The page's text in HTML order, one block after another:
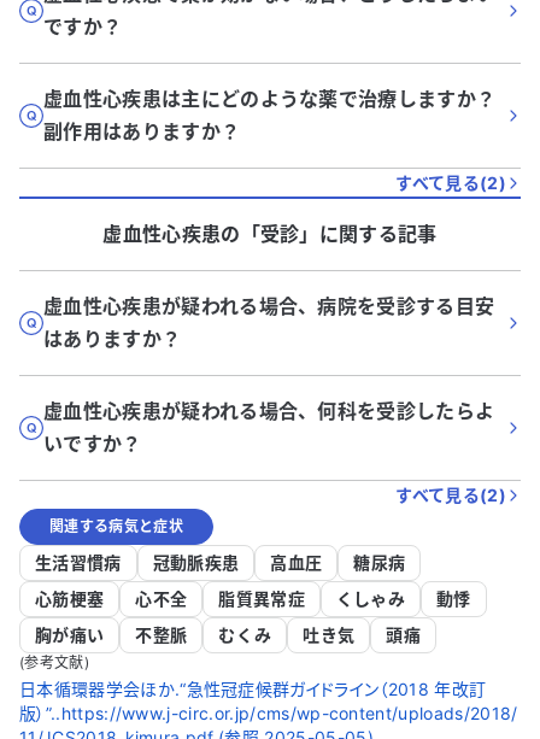
ですか？
虚血性心疾患は主にどのような薬で治療しますか？
副作用はありますか？
すべて見る(2)
虚血性心疾患の「受診」に関する記事
虚血性心疾患が疑われる場合、病院を受診する目安
はありますか？
虚血性心疾患が疑われる場合、何科を受診したらよ
いですか？
すべて見る(2)
関連する病気と症状
生活習慣病 冠動脈疾患 高血圧
糖尿病
心筋梗塞
心不全 脂質異常症 くしゃみ
動悸
胸が痛い
不整脈 むくみ 吐き気 頭痛
(参考文献)
日本循環器学会ほか.“急性冠症候群ガイドライン（2018 年改訂
版）”..https://www.j-circ.or.jp/cms/wp-content/uploads/2018/